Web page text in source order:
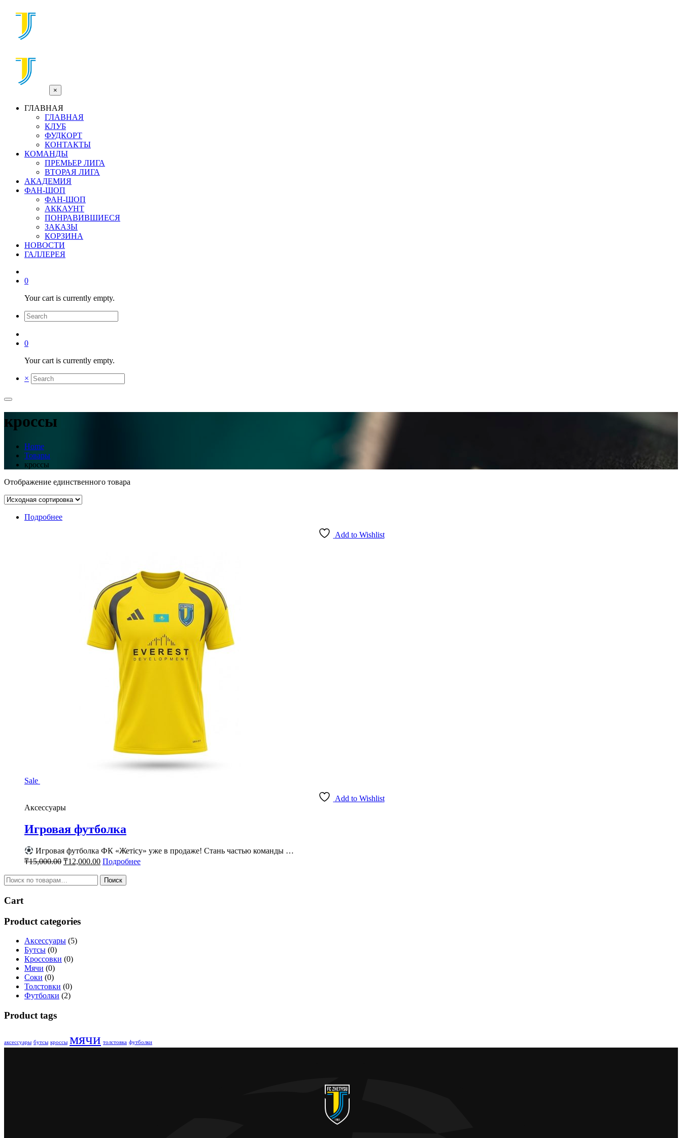
×
ГЛАВНАЯ
ГЛАВНАЯ
КЛУБ
ФУДКОРТ
КОНТАКТЫ
КОМАНДЫ
ПРЕМЬЕР ЛИГА
ВТОРАЯ ЛИГА
АКАДЕМИЯ
ФАН-ШОП
ФАН-ШОП
АККАУНТ
ПОНРАВИВШИЕСЯ
ЗАКАЗЫ
КОРЗИНА
НОВОСТИ
ГАЛЛЕРЕЯ
0
Your cart is currently empty.
0
Your cart is currently empty.
×
кроссы
Home
Товары
кроссы
Отображение единственного товара
Подробнее
Add to Wishlist
Sale
Add to Wishlist
Аксессуары
Игровая футболка
Игровая футболка ФК «Жетісу» уже в продаже! Стань частью команды …
₸15,000.00 ₸12,000.00 Подробнее
Поиск
Cart
Product categories
Аксессуары (5)
Бутсы (0)
Кроссовки (0)
Мячи (0)
Соки (0)
Толстовки (0)
Футболки (2)
Product tags
аксессуары бутсы кроссы мячи толстовка футболки